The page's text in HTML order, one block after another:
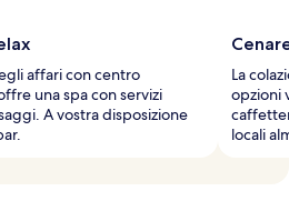
a
t
o
affari con centro
una spa con servizi
A vostra disposizione
La
opzioni
locali